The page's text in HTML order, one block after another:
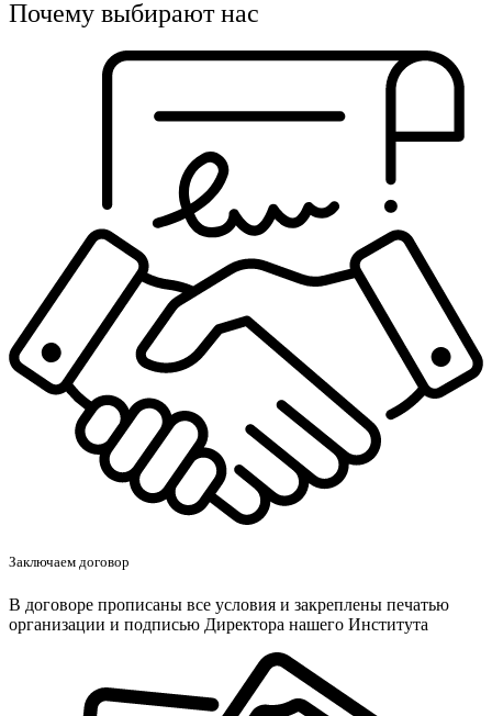
Почему выбирают нас
Заключаем договор
В договоре прописаны все условия и закреплены печатью
организации и подписью Директора нашего Института